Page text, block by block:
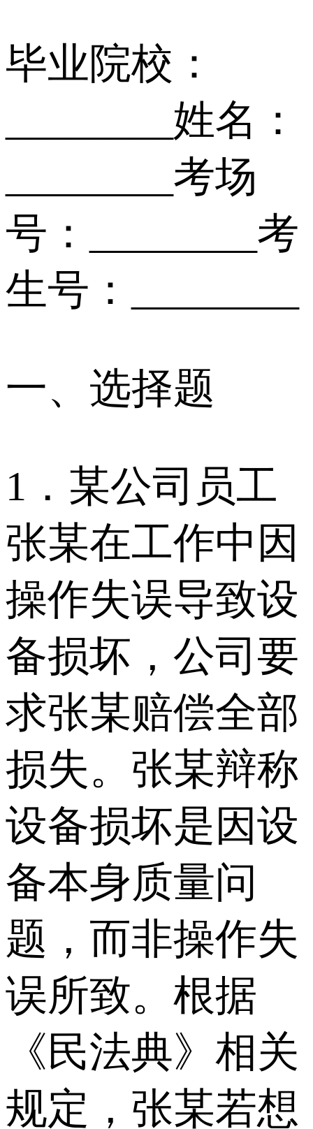
毕业院校：
________姓名：
________考场
号：________考
生号：________
一、选择题
1．某公司员工
张某在工作中因
操作失误导致设
备损坏，公司要
求张某赔偿全部
损失。张某辩称
设备损坏是因设
备本身质量问
题，而非操作失
误所致。根据
《民法典》相关
规定，张某若想